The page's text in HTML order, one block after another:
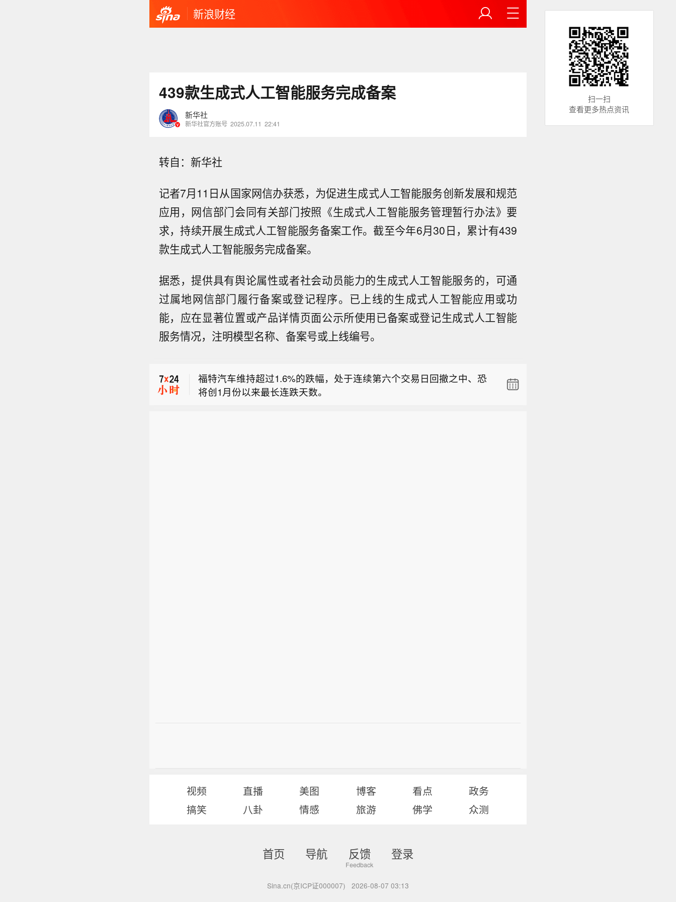
新浪财经
439款生成式人工智能服务完成备案
新华社
新华社官方账号 2025.07.11 22:41
转自：新华社
记者7月11日从国家网信办获悉，为促进生成式人工智能服务创新发展和规范
应用，网信部门会同有关部门按照《生成式人工智能服务管理暂行办法》要
求，持续开展生成式人工智能服务备案工作。截至今年6月30日，累计有439
款生成式人工智能服务完成备案。
据悉，提供具有舆论属性或者社会动员能力的生成式人工智能服务的，可通
过属地网信部门履行备案或登记程序。已上线的生成式人工智能应用或功
能，应在显著位置或产品详情页面公示所使用已备案或登记生成式人工智能
服务情况，注明模型名称、备案号或上线编号。
墨西哥央行：预计墨西哥经济闲置产能将在整个预测期内持续存在，
经济活动仍面临显著下行风险。
福特汽车维持超过1.6%的跌幅，处于连续第六个交易日回撤之中、恐
将创1月份以来最长连跌天数。
视频 直播 美图 博客 看点
政务
搞笑
八卦 情感 旅游 佛学 众测
首页 导航 反馈 登录
Sina.cn(京ICP证000007) 2026-08-07 03:13
扫一扫
查看更多热点资讯